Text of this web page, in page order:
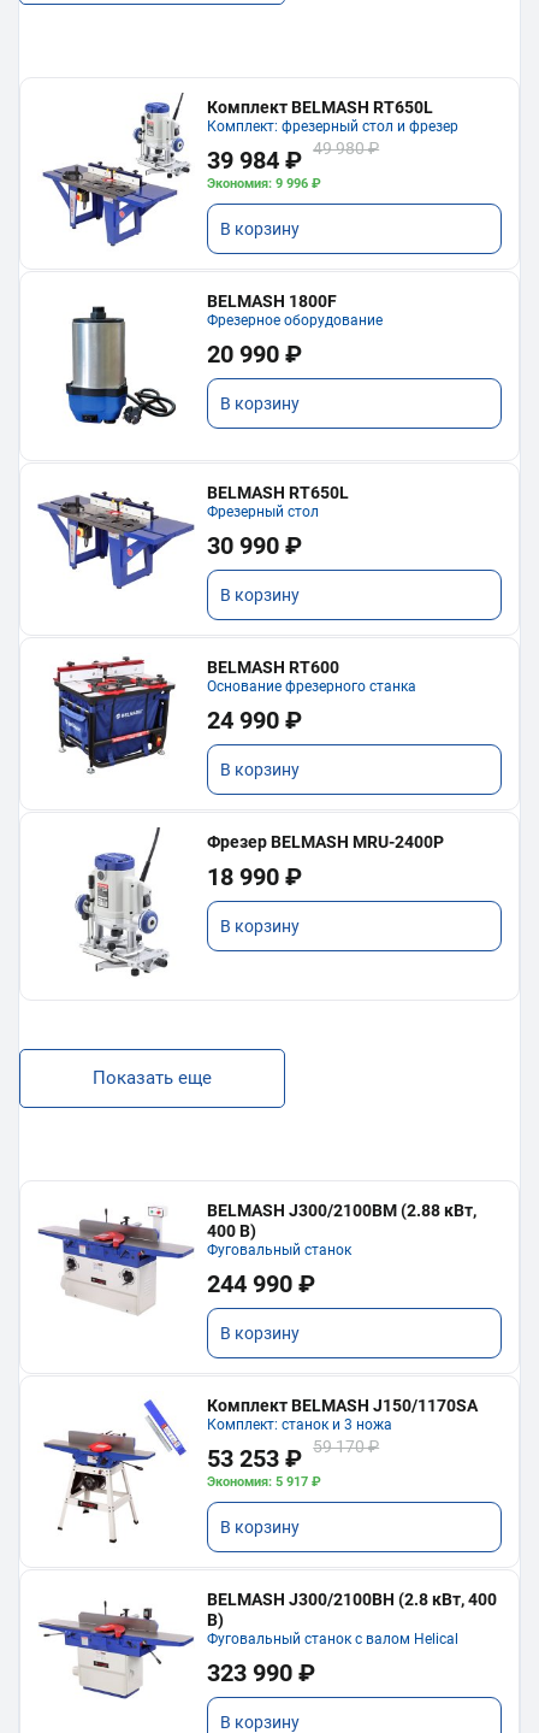
Комплект BELMASH RT650L
Комплект: фрезерный стол и фрезер
39 984 ₽ 49 980 ₽
Экономия: 9 996 ₽
В корзину
BELMASH 1800F
Фрезерное оборудование
20 990 ₽
В корзину
BELMASH RT650L
Фрезерный стол
30 990 ₽
В корзину
BELMASH RT600
Основание фрезерного станка
24 990 ₽
В корзину
Фрезер BELMASH MRU-2400P
18 990 ₽
В корзину
Показать еще
BELMASH J300/2100ВМ (2.88 кВт,
400 В)
Фуговальный станок
244 990 ₽
В корзину
Комплект BELMASH J150/1170SA
Комплект: станок и 3 ножа
53 253 ₽ 59 170 ₽
Экономия: 5 917 ₽
В корзину
BELMASH J300/2100ВH (2.8 кВт, 400
В)
Фуговальный станок с валом Helical
323 990 ₽
В корзину